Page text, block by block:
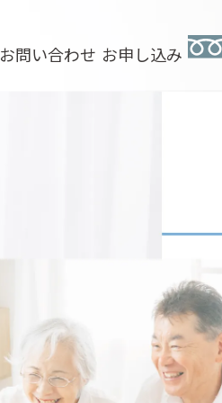
お問い合わせ お申し込み